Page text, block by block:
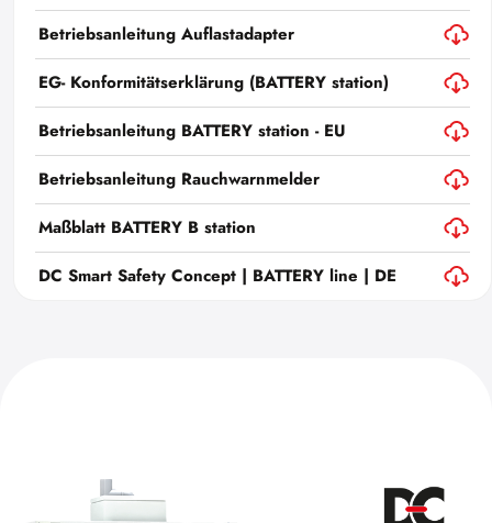
Betriebsanleitung Auflastadapter
EG- Konformitätserklärung (BATTERY station)
Betriebsanleitung BATTERY station - EU
Betriebsanleitung Rauchwarnmelder
Maßblatt BATTERY B station
DC Smart Safety Concept | BATTERY line | DE